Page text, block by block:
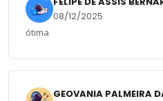
08/12/2025
ótima
GEOVANIA PALMEIRA